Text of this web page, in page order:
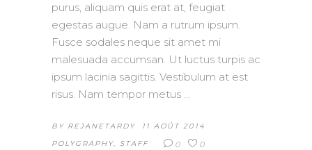
purus, aliquam quis erat at, feugiat
egestas augue. Nam a rutrum ipsum.
Fusce sodales neque sit amet mi
malesuada accumsan. Ut luctus turpis ac
ipsum lacinia sagittis. Vestibulum at est
risus. Nam tempor metus
BY REJANETARDY
11 AOÛT 2014
POLYGRAPHY, STAFF 0 0